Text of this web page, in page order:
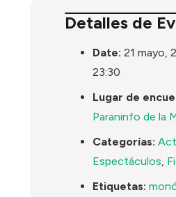
Detalles de
Date: 21 mayo,
23:30
Lugar de
Paraninfo de la
Categorías:
Espectáculos
Etiquetas: